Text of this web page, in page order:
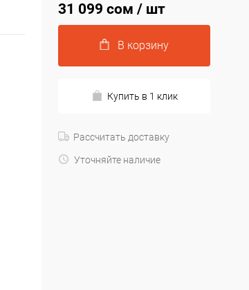
31 099 сом / шт
В корзину
Купить в 1 клик
Рассчитать доставку
Уточняйте наличие